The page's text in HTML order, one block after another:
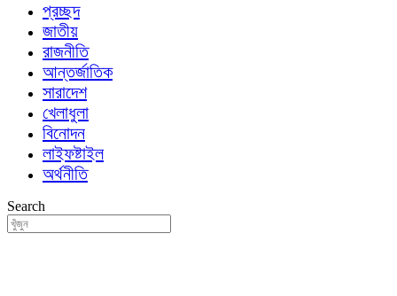
প্রচ্ছদ
জাতীয়
রাজনীতি
আন্তর্জাতিক
সারাদেশ
খেলাধুলা
বিনোদন
লাইফষ্টাইল
অর্থনীতি
Search